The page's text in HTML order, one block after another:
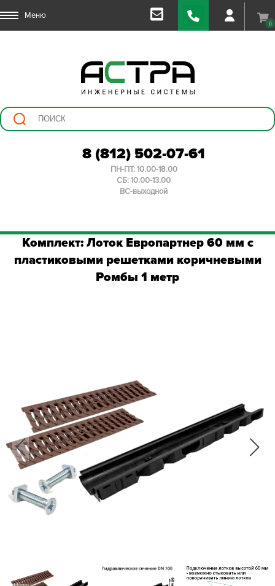
Меню
0
8 (812) 502-07-61
ПН-ПТ: 10.00-18.00
СБ: 10.00-13.00
ВС-выходной
Комплект: Лоток Европартнер 60 мм с
пластиковыми решетками коричневыми
Ромбы 1 метр